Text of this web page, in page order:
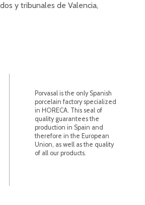
y tribunales de Valencia,
Porvasal is the only Spanish
porcelain factory specialized
in HORECA. This seal of
quality guarantees the
production in Spain and
therefore in the European
Union, as well as the quality
of all our products.